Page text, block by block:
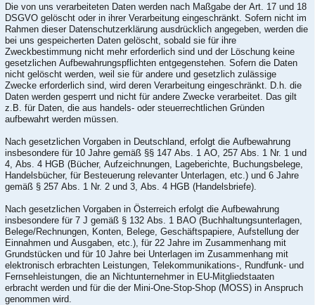
Die von uns verarbeiteten Daten werden nach Maßgabe der Art. 17 und 18
DSGVO gelöscht oder in ihrer Verarbeitung eingeschränkt. Sofern nicht im
Rahmen dieser Datenschutzerklärung ausdrücklich angegeben, werden die
bei uns gespeicherten Daten gelöscht, sobald sie für ihre
Zweckbestimmung nicht mehr erforderlich sind und der Löschung keine
gesetzlichen Aufbewahrungspflichten entgegenstehen. Sofern die Daten
nicht gelöscht werden, weil sie für andere und gesetzlich zulässige
Zwecke erforderlich sind, wird deren Verarbeitung eingeschränkt. D.h. die
Daten werden gesperrt und nicht für andere Zwecke verarbeitet. Das gilt
z.B. für Daten, die aus handels- oder steuerrechtlichen Gründen
aufbewahrt werden müssen.
Nach gesetzlichen Vorgaben in Deutschland, erfolgt die Aufbewahrung
insbesondere für 10 Jahre gemäß §§ 147 Abs. 1 AO, 257 Abs. 1 Nr. 1 und
4, Abs. 4 HGB (Bücher, Aufzeichnungen, Lageberichte, Buchungsbelege,
Handelsbücher, für Besteuerung relevanter Unterlagen, etc.) und 6 Jahre
gemäß § 257 Abs. 1 Nr. 2 und 3, Abs. 4 HGB (Handelsbriefe).
Nach gesetzlichen Vorgaben in Österreich erfolgt die Aufbewahrung
insbesondere für 7 J gemäß § 132 Abs. 1 BAO (Buchhaltungsunterlagen,
Belege/Rechnungen, Konten, Belege, Geschäftspapiere, Aufstellung der
Einnahmen und Ausgaben, etc.), für 22 Jahre im Zusammenhang mit
Grundstücken und für 10 Jahre bei Unterlagen im Zusammenhang mit
elektronisch erbrachten Leistungen, Telekommunikations-, Rundfunk- und
Fernsehleistungen, die an Nichtunternehmer in EU-Mitgliedstaaten
erbracht werden und für die der Mini-One-Stop-Shop (MOSS) in Anspruch
genommen wird.